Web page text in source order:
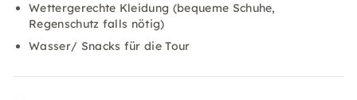
Wettergerechte Kleidung (bequeme Schuhe,
Regenschutz falls nötig)
Wasser/ Snacks für die Tour